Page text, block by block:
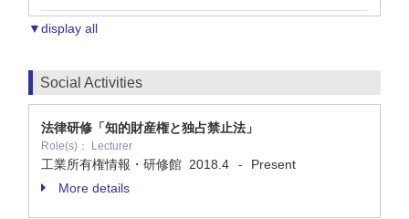
▼display all
Social Activities
法律研修「知的財産権と独占禁止法」
Role(s)： Lecturer
工業所有権情報・研修館 2018.4 -
Present
More details